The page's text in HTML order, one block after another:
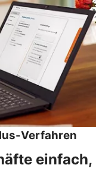
Verfahren